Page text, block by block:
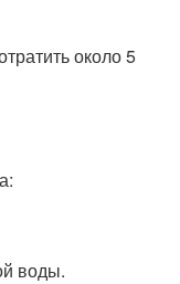
около 5
воды.